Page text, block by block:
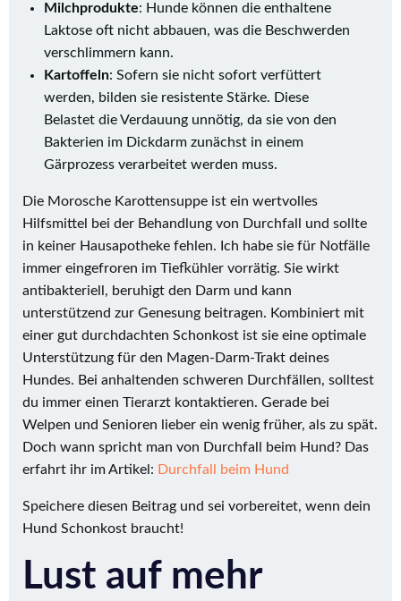
Milchprodukte: Hunde können die enthaltene
Laktose oft nicht abbauen, was die Beschwerden
verschlimmern kann.
Kartoffeln: Sofern sie nicht sofort verfüttert
werden, bilden sie resistente Stärke. Diese
Belastet die Verdauung unnötig, da sie von den
Bakterien im Dickdarm zunächst in einem
Gärprozess verarbeitet werden muss.
Die Morosche Karottensuppe ist ein wertvolles
Hilfsmittel bei der Behandlung von Durchfall und sollte
in keiner Hausapotheke fehlen. Ich habe sie für Notfälle
immer eingefroren im Tiefkühler vorrätig. Sie wirkt
antibakteriell, beruhigt den Darm und kann
unterstützend zur Genesung beitragen. Kombiniert mit
einer gut durchdachten Schonkost ist sie eine optimale
Unterstützung für den Magen-Darm-Trakt deines
Hundes. Bei anhaltenden schweren Durchfällen, solltest
du immer einen Tierarzt kontaktieren. Gerade bei
Welpen und Senioren lieber ein wenig früher, als zu spät.
Doch wann spricht man von Durchfall beim Hund? Das
erfahrt ihr im Artikel: Durchfall beim Hund
Speichere diesen Beitrag und sei vorbereitet, wenn dein
Hund Schonkost braucht!
Lust auf mehr